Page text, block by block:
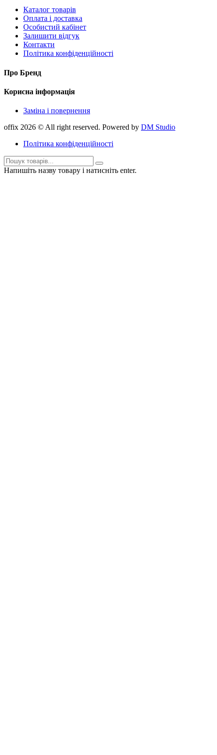
Каталог товарів
Оплата і доставка
Особистий кабінет
Залишити відгук
Контакти
Політика конфіденційності
Про Бренд
Корисна інформація
Заміна і повернення
offix 2026 © All right reserved. Powered by DM Studio
Політика конфіденційності
Напишіть назву товару і натисніть enter.